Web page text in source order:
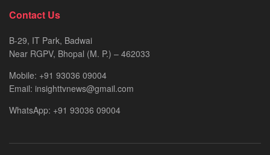
Contact Us
B-29, IT Park, Badwai
Near RGPV, Bhopal (M. P.) – 462033
Mobile: +91 93036 09004
Email: insighttvnews@gmail.com
WhatsApp: +91 93036 09004